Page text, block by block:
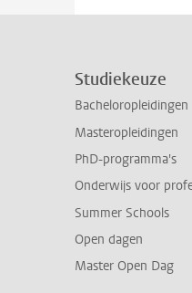
Studiekeuze
Bacheloropleidingen
Masteropleidingen
PhD-programma's
Onderwijs voor
Summer Schools
Open dagen
Master Open Dag